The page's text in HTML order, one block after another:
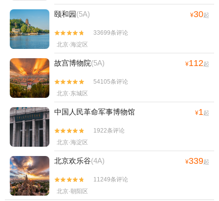
颐和园(5A) ¥30起


33699条评论
北京·海淀区
故宫博物院(5A) ¥112起


54105条评论
北京·东城区
中国人民革命军事博物馆 ¥1起


1922条评论
北京·海淀区
北京欢乐谷(4A) ¥339起


11249条评论
北京·朝阳区